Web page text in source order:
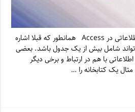
ارتباط بین جداول یک بانک اطلاعاتی در Access همانطور که قبلا اشاره
شامل بیش از یک جدول باشد. بعضی
با هم در ارتباط و برخی دیگر
مثال یک کتابخانه را …